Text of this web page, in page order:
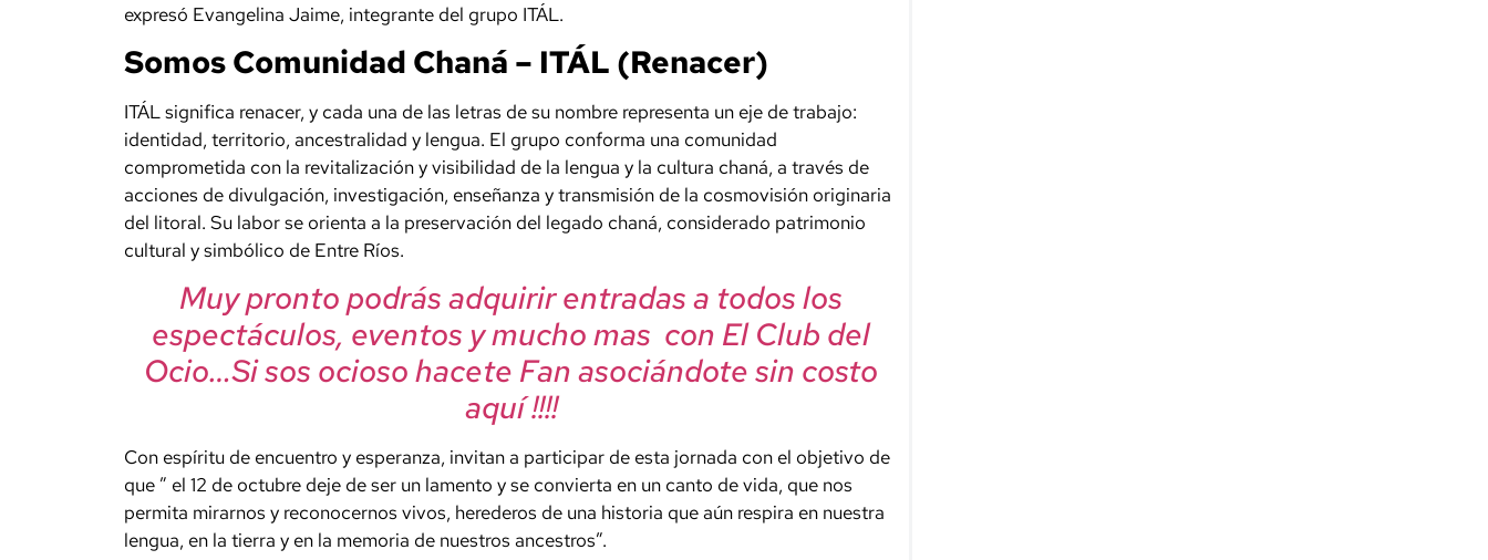
expresó Evangelina Jaime, integrante del grupo ITÁL.
Somos Comunidad Chaná – ITÁL (Renacer)
ITÁL significa renacer, y cada una de las letras de su nombre representa un eje de trabajo:
identidad, territorio, ancestralidad y lengua. El grupo conforma una comunidad
comprometida con la revitalización y visibilidad de la lengua y la cultura chaná, a través de
acciones de divulgación, investigación, enseñanza y transmisión de la cosmovisión originaria
del litoral. Su labor se orienta a la preservación del legado chaná, considerado patrimonio
cultural y simbólico de Entre Ríos.
Muy pronto podrás adquirir entradas a todos los
espectáculos, eventos y mucho mas con El Club del
Ocio…Si sos ocioso hacete Fan asociándote sin costo
aquí !!!!
Con espíritu de encuentro y esperanza, invitan a participar de esta jornada con el objetivo de
que ” el 12 de octubre deje de ser un lamento y se convierta en un canto de vida, que nos
permita mirarnos y reconocernos vivos, herederos de una historia que aún respira en nuestra
lengua, en la tierra y en la memoria de nuestros ancestros”.